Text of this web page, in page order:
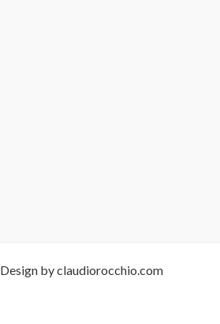
Design by claudiorocchio.com